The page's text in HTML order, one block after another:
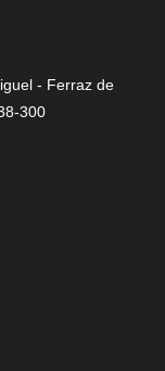
- Ferraz de
300